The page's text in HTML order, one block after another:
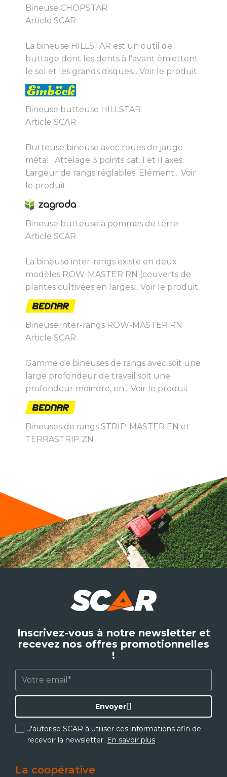
Bineuse CHOPSTAR
Article SCAR
La bineuse HILLSTAR est un outil de
buttage dont les dents à l'avant émiettent
le sol et les grands disques... Voir le produit
Bineuse butteuse HILLSTAR
Article SCAR
Butteuse bineuse avec roues de jauge
métal : Attelage 3 points cat. I et II axes.
Largeur de rangs réglables. Elément... Voir
le produit
Bineuse butteuse à pommes de terre
Article SCAR
La bineuse inter-rangs existe en deux
modèles ROW-MASTER RN (couverts de
plantes cultivées en larges... Voir le produit
Bineuse inter-rangs ROW-MASTER RN
Article SCAR
Gamme de bineuses de rangs avec soit une
large profondeur de travail soit une
profondeur moindre, en... Voir le produit
Bineuses de rangs STRIP-MASTER EN et
TERRASTRIP ZN
Inscrivez-vous à notre newsletter et
recevez nos offres promotionnelles
!
J'autorise SCAR à utiliser ces informations afin de
recevoir la newsletter. En savoir plus
Envoyer
La coopérative